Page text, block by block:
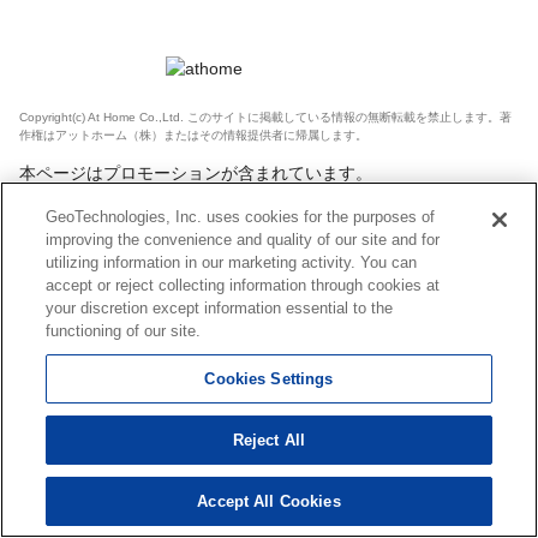
Copyright(c) At Home Co.,Ltd. このサイトに掲載している情報の無断転載を禁止します。著
作権はアットホーム（株）またはその情報提供者に帰属します。
本ページはプロモーションが含まれています。
GeoTechnologies, Inc. uses cookies for the purposes of
improving the convenience and quality of our site and for
utilizing information in our marketing activity. You can
accept or reject collecting information through cookies at
your discretion except information essential to the
functioning of our site.
Cookies Settings
Reject All
Accept All Cookies